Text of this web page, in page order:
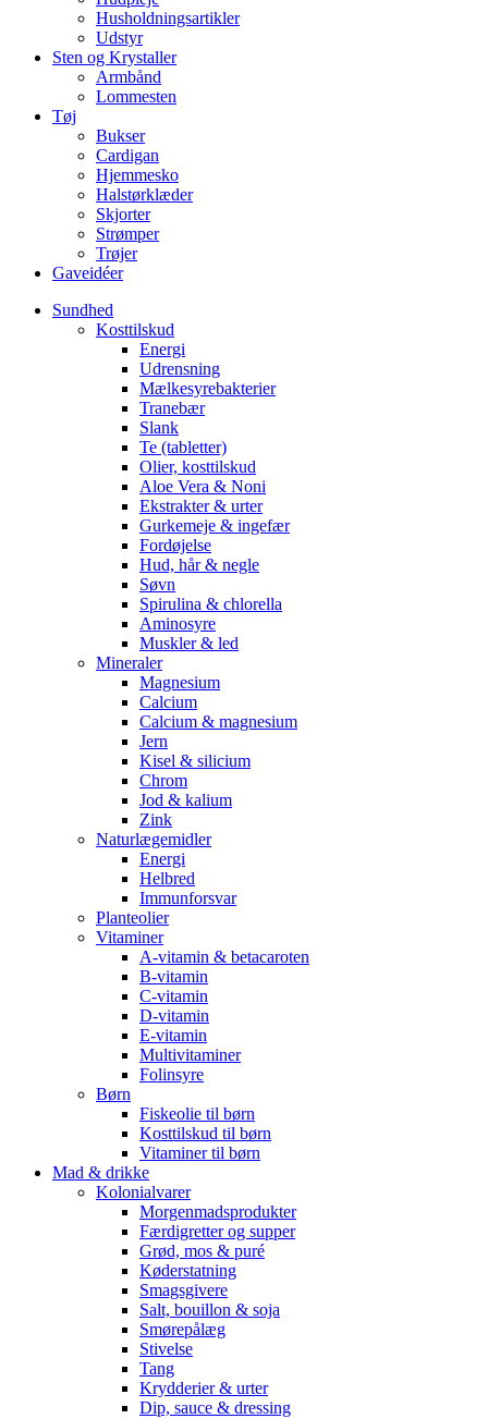
Husholdningsartikler
Udstyr
Sten og Krystaller
Armbånd
Lommesten
Tøj
Bukser
Cardigan
Hjemmesko
Halstørklæder
Skjorter
Strømper
Trøjer
Gaveidéer
Sundhed
Kosttilskud
Energi
Udrensning
Mælkesyrebakterier
Tranebær
Slank
Te (tabletter)
Olier, kosttilskud
Aloe Vera & Noni
Ekstrakter & urter
Gurkemeje & ingefær
Fordøjelse
Hud, hår & negle
Søvn
Spirulina & chlorella
Aminosyre
Muskler & led
Mineraler
Magnesium
Calcium
Calcium & magnesium
Jern
Kisel & silicium
Chrom
Jod & kalium
Zink
Naturlægemidler
Energi
Helbred
Immunforsvar
Planteolier
Vitaminer
A-vitamin & betacaroten
B-vitamin
C-vitamin
D-vitamin
E-vitamin
Multivitaminer
Folinsyre
Børn
Fiskeolie til børn
Kosttilskud til børn
Vitaminer til børn
Mad & drikke
Kolonialvarer
Morgenmadsprodukter
Færdigretter og supper
Grød, mos & puré
Køderstatning
Smagsgivere
Salt, bouillon & soja
Smørepålæg
Stivelse
Tang
Krydderier & urter
Dip, sauce & dressing